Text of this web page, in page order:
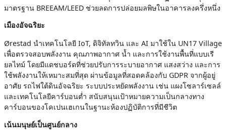
มาตรฐาน BREEAM/LEED ช่วยลดการปล่อยมลพิษในอาคารลงครึ่งหนึ่ง
เมืองอัจฉริยะ
Ørestad นำเทคโนโลยี IoT, ดิจิทัลทวิน และ AI มาใช้ใน UN17 Village
เพื่อตรวจสอบพลังงาน คุณภาพอากาศ น้ำ และการใช้งานพื้นที่แบบเรี
ยลไทม์ โดยมีแดชบอร์ดที่ช่วยปรับการระบายอากาศ แสงสว่าง และการ
ใช้พลังงานให้เหมาะสมที่สุด ผ่านข้อมูลที่สอดคล้องกับ GDPR จากผู้อยู่
อาศัย รถไฟใต้ดินอัจฉริยะ ระบบประหยัดพลังงาน เช่น แผงโซลาร์เซลล์
และเทคโนโลยีคาร์บอนต่ำ สนับสนุนเป้าหมายความเป็นกลางทาง
คาร์บอนของโคเปนเฮเกนในฐานะห้องปฏิบัติการที่มีชีวิต
เน้นมนุษย์เป็นศูนย์กลาง